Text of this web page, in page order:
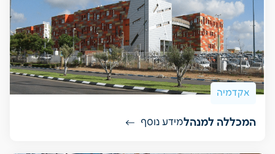
אקדמיה
המכללה למנהלמידע נוסף